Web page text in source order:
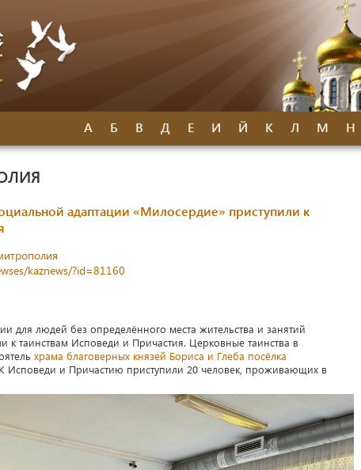
А Б В Д Е И Й К Л М Н
адаптации «Милосердие» приступили к
kaznews/?id=81160
для людей без определённого места жительства и занятий
к таинствам Исповеди и Причастия. Церковные таинства в
храма благоверных князей Бориса и Глеба посёлка
Исповеди и Причастию приступили 20 человек, проживающих в